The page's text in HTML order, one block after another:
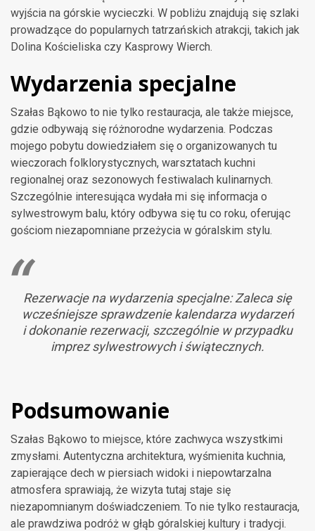
wyjścia na górskie wycieczki. W pobliżu znajdują się szlaki
prowadzące do popularnych tatrzańskich atrakcji, takich jak
Dolina Kościeliska czy Kasprowy Wierch.
Wydarzenia specjalne
Szałas Bąkowo to nie tylko restauracja, ale także miejsce,
gdzie odbywają się różnorodne wydarzenia. Podczas
mojego pobytu dowiedziałem się o organizowanych tu
wieczorach folklorystycznych, warsztatach kuchni
regionalnej oraz sezonowych festiwalach kulinarnych.
Szczególnie interesująca wydała mi się informacja o
sylwestrowym balu, który odbywa się tu co roku, oferując
gościom niezapomniane przeżycia w góralskim stylu.
Rezerwacje na wydarzenia specjalne: Zaleca się
wcześniejsze sprawdzenie kalendarza wydarzeń
i dokonanie rezerwacji, szczególnie w przypadku
imprez sylwestrowych i świątecznych.
Podsumowanie
Szałas Bąkowo to miejsce, które zachwyca wszystkimi
zmysłami. Autentyczna architektura, wyśmienita kuchnia,
zapierające dech w piersiach widoki i niepowtarzalna
atmosfera sprawiają, że wizyta tutaj staje się
niezapomnianym doświadczeniem. To nie tylko restauracja,
ale prawdziwa podróż w głąb góralskiej kultury i tradycji.